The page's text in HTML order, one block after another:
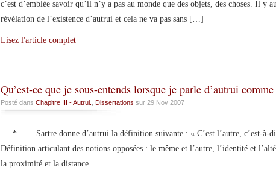
c’est d’emblée savoir qu’il n’y a pas au monde que des objets, des choses. Il y
révélation de l’existence d’autrui et cela ne va pas sans […]
Lisez l'article complet
Qu’est-ce que je sous-entends lorsque je parle d’autrui
Posté dans Chapitre III - Autrui. Dissertations sur 29 Nov 2007
* Sartre donne d’autrui la définition suivante : « C’est l’autre, c’est-à-
Définition articulant des notions opposées : le même et l’autre, l’identité et
la proximité et la distance.